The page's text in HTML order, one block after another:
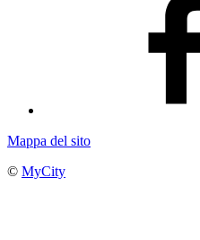
Mappa del sito
© MyCity